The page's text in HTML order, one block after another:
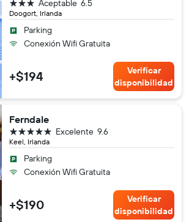
Doogort, Irlanda
6.5
Aceptable
Parking
Conexión Wifi Gratuita
+$194
Verificar
disponibilidad
Ferndale
Keel, Irlanda
9.6
Excelente
5 estrellas
Parking
Conexión Wifi Gratuita
+$190
Verificar
disponibilidad